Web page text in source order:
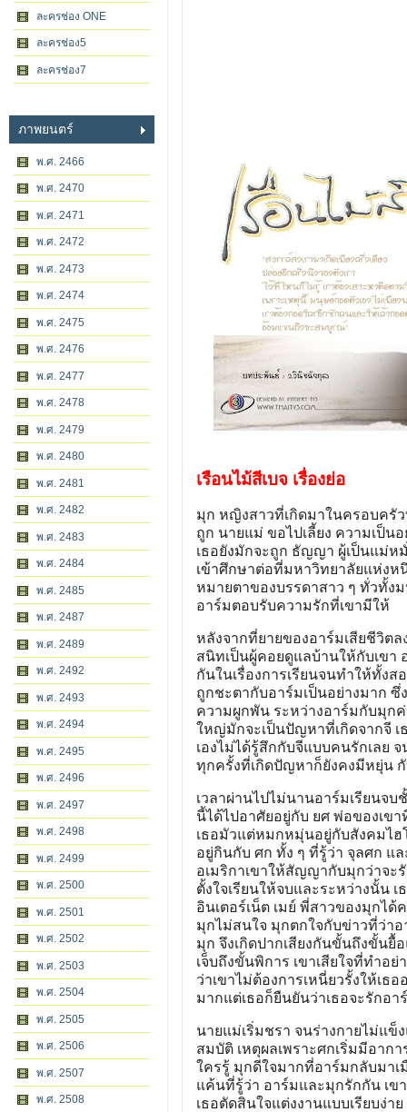
ละครช่อง ONE
ละครช่อง5
ละครช่อง7
ภาพยนตร์
พ.ศ. 2466
พ.ศ. 2470
พ.ศ. 2471
พ.ศ. 2472
พ.ศ. 2473
พ.ศ. 2474
พ.ศ. 2475
พ.ศ. 2476
พ.ศ. 2477
พ.ศ. 2478
พ.ศ. 2479
พ.ศ. 2480
พ.ศ. 2481
พ.ศ. 2482
พ.ศ. 2483
พ.ศ. 2484
พ.ศ. 2485
พ.ศ. 2487
พ.ศ. 2489
พ.ศ. 2492
พ.ศ. 2493
พ.ศ. 2494
พ.ศ. 2495
พ.ศ. 2496
พ.ศ. 2497
พ.ศ. 2498
พ.ศ. 2499
พ.ศ. 2500
พ.ศ. 2501
พ.ศ. 2502
พ.ศ. 2503
พ.ศ. 2504
พ.ศ. 2505
พ.ศ. 2506
พ.ศ. 2507
พ.ศ. 2508
เรือนไม้สีเบจ เรื่องย่อ
มุก หญิงสาวที่เกิดมาในครอบครัว
ถูก นายแม่ ขอไปเลี้ยง ความเป็
เธอยังมักจะถูก ธัญญา ผู้เป็นแม่ห
เข้าศึกษาต่อที่มหาวิทยาลัยแห่งห
หมายตาของบรรดาสาว ๆ ทั่วทั้ง
อาร์มตอบรับความรักที่เขามีให้
หลังจากที่ยายของอาร์มเสียชีวิตล
สนิทเป็นผู้คอยดูแลบ้านให้กับเข
กันในเรื่องการเรียนจนทำให้ทั้ง
ถูกชะตากับอาร์มเป็นอย่างมาก
ความผูกพัน ระหว่างอาร์มกับมุก
ใหญ่มักจะเป็นปัญหาที่เกิดจากจี เ
เองไม่ได้รู้สึกกับจีแบบคนรักเลย
ทุกครั้งที่เกิดปัญหาก็ยังคงมีหยุ่น
เวลาผ่านไปไม่นานอาร์มเรียนจบ
นี้ได้ไปอาศัยอยู่กับ ยศ พ่อของเขา
เธอมัวแต่หมกหมุ่นอยู่กับสังคมไฮ
อยู่กินกับ ศก ทั้ง ๆ ที่รู้ว่า จุลศก แ
อเมริกาเขาให้สัญญากับมุกว่าจะ
ตั้งใจเรียนให้จบและระหว่างนั้น
อินเตอร์เน็ต เมย์ พี่สาวของมุกไ
มุกไม่สนใจ มุกตกใจกับข่าวที่ว่าอ
มุก จึงเกิดปากเสียงกันขั้นถึงขั้นยื้
เจ็บถึงขั้นพิการ เขาเสียใจที่ทำอ
ว่าเขาไม่ต้องการเหนี่ยวรั้งให้เธ
มากแต่เธอก็ยืนยันว่าเธอจะรักอ
นายแม่เริ่มชรา จนร่างกายไม่แข็
สมบัติ เหตุผลเพราะศกเริ่มมีอาก
ใครรู้ มุกดีใจมากที่อาร์มกลับมาเ
แค้นที่รู้ว่า อาร์มและมุกรักกัน เข
เธอตัดสินใจแต่งงานแบบเรียบง่